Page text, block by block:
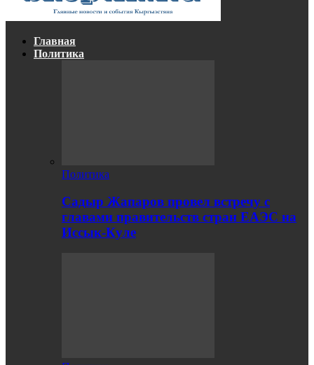
Главная
Политика
Политика
Садыр Жапаров провел встречу с
главами правительств стран ЕАЭС на
Иссык-Куле